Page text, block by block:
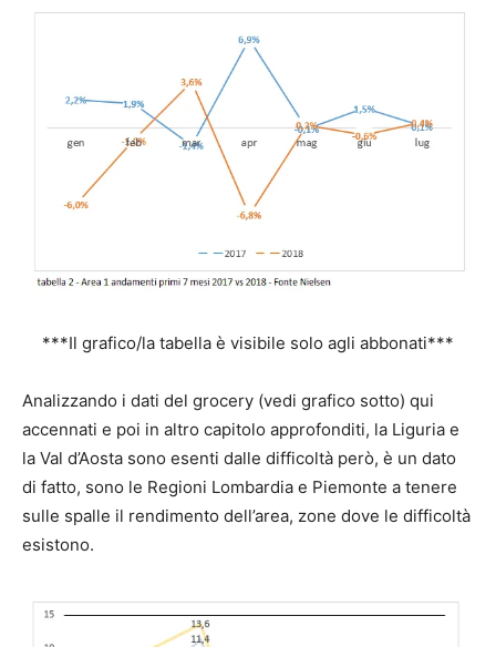
***Il grafico/la tabella è visibile solo agli abbonati***
Analizzando i dati del grocery (vedi grafico sotto) qui
accennati e poi in altro capitolo approfonditi, la Liguria e
la Val d’Aosta sono esenti dalle difficoltà però, è un dato
di fatto, sono le Regioni Lombardia e Piemonte a tenere
sulle spalle il rendimento dell’area, zone dove le difficoltà
esistono.